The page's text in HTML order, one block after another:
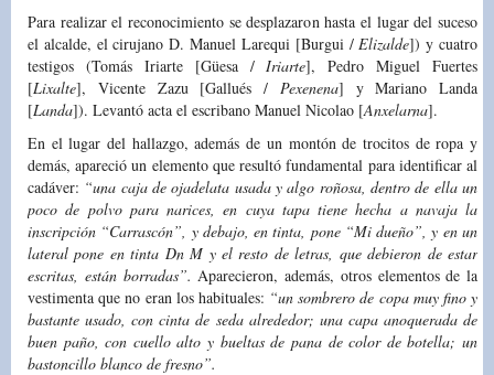
Para realizar el reconocimiento se desplazaron hasta el lugar del suceso
el alcalde, el cirujano D. Manuel Larequi [Burgui /Elizalde]) y cuatro
testigos (Tomás Iriarte [Güesa /Iriarte], Pedro Miguel Fuertes
[Lixalte], Vicente Zazu [Gallués / Pexenena] y Mariano Landa
[Landa]). Levantó acta el escribano Manuel Nicolao [Anxelarna].
En el lugar del hallazgo, además de un montón de trocitos de ropa y
demás, apareció un elemento que resultó fundamental para identificar al
cadáver: “una caja de ojadelata usada y algo roñosa, dentro de ella un
poco de polvo para narices, en cuya tapa tiene hecha a navaja la
inscripción “Carrascón”, y debajo, en tinta, pone “Mi dueño”, y en un
lateral pone en tinta Dn M y el resto de letras, que debieron de estar
escritas, están borradas”.Aparecieron, además, otros elementos de la
vestimenta que no eran los habituales: “un sombrero de copa muy fino y
bastante usado, con cinta de seda alrededor; una capa anoquerada de
buen paño, con cuello alto y bueltas de pana de color de botella; un
bastoncillo blanco de fresno”.